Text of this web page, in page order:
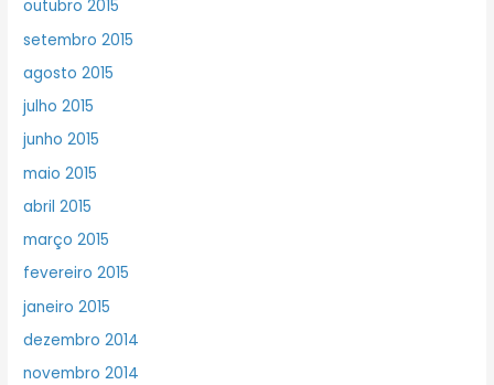
outubro 2015
setembro 2015
agosto 2015
julho 2015
junho 2015
maio 2015
abril 2015
março 2015
fevereiro 2015
janeiro 2015
dezembro 2014
novembro 2014